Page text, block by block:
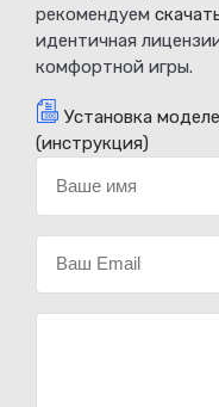
рекомендуем
идентичная
комфортной игры.
Установка
(инструкция)